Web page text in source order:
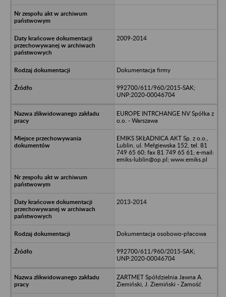
2009-2014
Dokumentacja firmy
992700/611/960/2015-SAK;
UNP:2020-00046704
EUROPE INTRCHANGE NV Spółka z
o.o. - Warszawa
EMIKS SKŁADNICA AKT Sp. z o.o.,
Lublin, ul. Mełgiewska 152, tel. 81
749 65 60; fax 81 749 65 61; e-mail:
emiks-lublin@op.pl; www.emiks.pl
2013-2014
Dokumentacja osobowo-płacowa
992700/611/960/2015-SAK;
UNP:2020-00046704
ZARTMET Spółdzielnia Jawna A.
Ziemiński, J. Ziemiński - Zamość